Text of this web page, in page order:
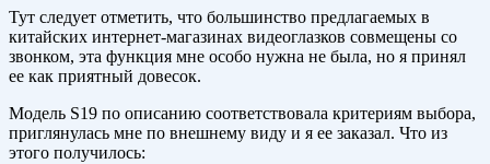
Тут следует отметить, что большинство предлагаемых в
китайских интернет-магазинах видеоглазков совмещены со
звонком, эта функция мне особо нужна не была, но я принял
ее как приятный довесок.
Модель S19 по описанию соответствовала критериям выбора,
приглянулась мне по внешнему виду и я ее заказал. Что из
этого получилось: